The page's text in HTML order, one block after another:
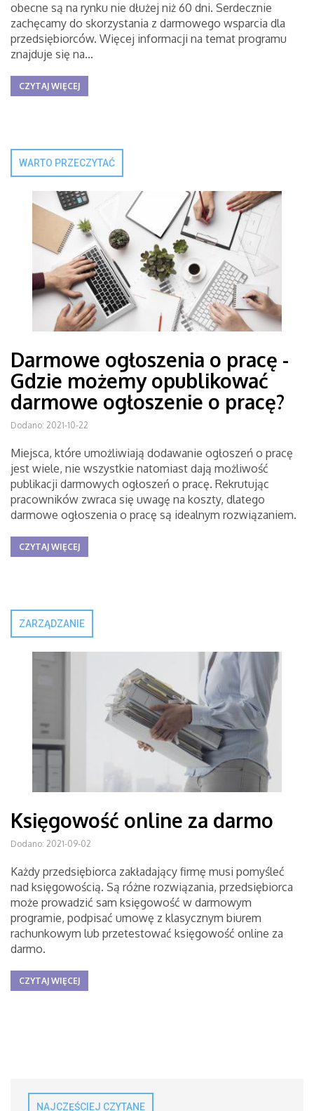
obecne są na rynku nie dłużej niż 60 dni. Serdecznie
zachęcamy do skorzystania z darmowego wsparcia dla
przedsiębiorców. Więcej informacji na temat programu
znajduje się na...
CZYTAJ WIĘCEJ
WARTO PRZECZYTAĆ
Darmowe ogłoszenia o pracę -
Gdzie możemy opublikować
darmowe ogłoszenie o pracę?
Dodano: 2021-10-22
Miejsca, które umożliwiają dodawanie ogłoszeń o pracę
jest wiele, nie wszystkie natomiast dają możliwość
publikacji darmowych ogłoszeń o pracę. Rekrutując
pracowników zwraca się uwagę na koszty, dlatego
darmowe ogłoszenia o pracę są idealnym rozwiązaniem.
CZYTAJ WIĘCEJ
ZARZĄDZANIE
Księgowość online za darmo
Dodano: 2021-09-02
Każdy przedsiębiorca zakładający firmę musi pomyśleć
nad księgowością. Są różne rozwiązania, przedsiębiorca
może prowadzić sam księgowość w darmowym
programie, podpisać umowę z klasycznym biurem
rachunkowym lub przetestować księgowość online za
darmo.
CZYTAJ WIĘCEJ
NAJCZĘŚCIEJ CZYTANE